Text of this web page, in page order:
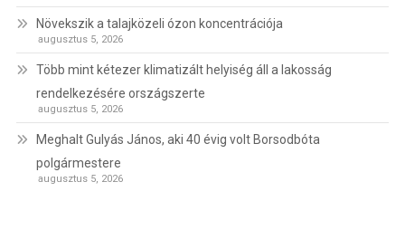
Növekszik a talajközeli ózon koncentrációja
augusztus 5, 2026
Több mint kétezer klimatizált helyiség áll a lakosság
rendelkezésére országszerte
augusztus 5, 2026
Meghalt Gulyás János, aki 40 évig volt Borsodbóta
polgármestere
augusztus 5, 2026